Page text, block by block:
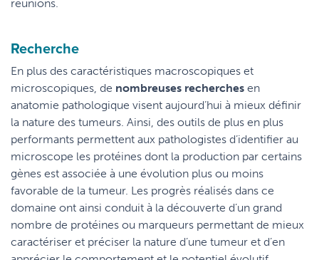
réunions.
Recherche
En plus des caractéristiques macroscopiques et
microscopiques, de nombreuses recherches en
anatomie pathologique visent aujourd’hui à mieux définir
la nature des tumeurs. Ainsi, des outils de plus en plus
performants permettent aux pathologistes d’identifier au
microscope les protéines dont la production par certains
gènes est associée à une évolution plus ou moins
favorable de la tumeur. Les progrès réalisés dans ce
domaine ont ainsi conduit à la découverte d’un grand
nombre de protéines ou marqueurs permettant de mieux
caractériser et préciser la nature d’une tumeur et d’en